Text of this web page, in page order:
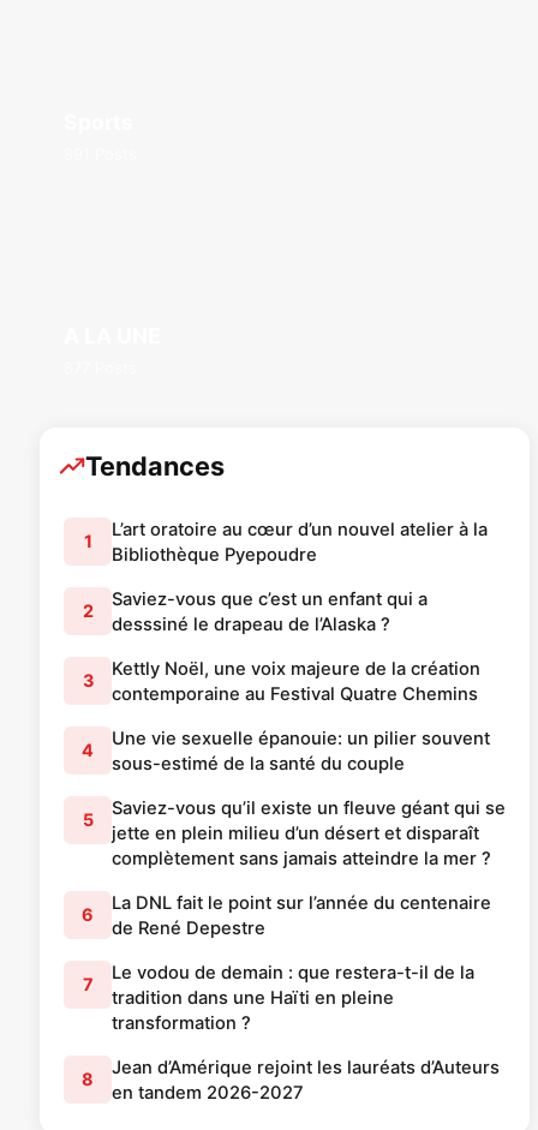
Tendances
1
L’art oratoire au cœur d’un nouvel atelier à la
Bibliothèque Pyepoudre
2
Saviez-vous que c’est un enfant qui a
desssiné le drapeau de l’Alaska ?
3
Kettly Noël, une voix majeure de la création
contemporaine au Festival Quatre Chemins
4
Une vie sexuelle épanouie: un pilier souvent
sous-estimé de la santé du couple
5
Saviez-vous qu’il existe un fleuve géant qui se
jette en plein milieu d’un désert et disparaît
complètement sans jamais atteindre la mer ?
6
La DNL fait le point sur l’année du centenaire
de René Depestre
7
Le vodou de demain : que restera-t-il de la
tradition dans une Haïti en pleine
transformation ?
8
Jean d’Amérique rejoint les lauréats d’Auteurs
en tandem 2026-2027